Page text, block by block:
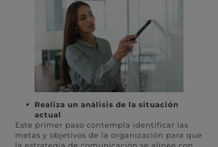
Realiza un análisis de la situación
actual
Este primer paso contempla identificar las
metas y objetivos de la organización para que
la estrategia de comunicación se alinee con